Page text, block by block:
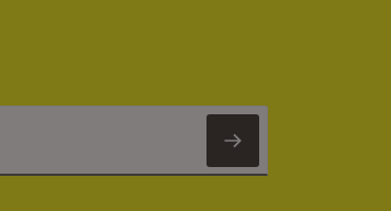
Newsletter